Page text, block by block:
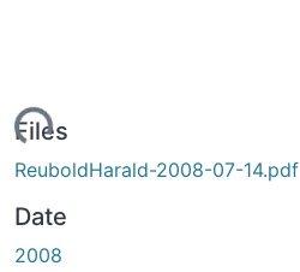
Files
ReuboldHarald-2008-07-14.pdf
Date
2008